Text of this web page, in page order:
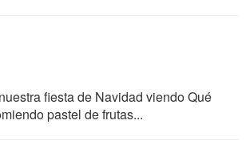
fiesta de Navidad viendo Qué
pastel de frutas...